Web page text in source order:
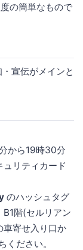
の簡単なもので
宣伝がメインと
から19時30分
リティカード
のハッシュタグ
階(セルリアン
車寄せ入り口か
ださい。